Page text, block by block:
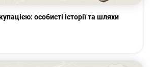
особисті історії та шляхи